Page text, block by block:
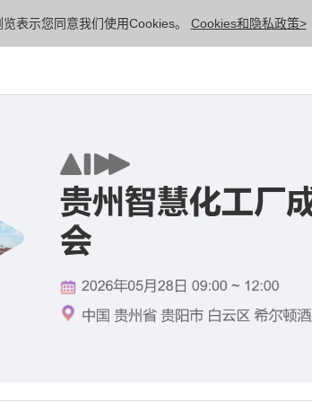
表示您同意我们使用Cookies。 Cookies和隐私政策>